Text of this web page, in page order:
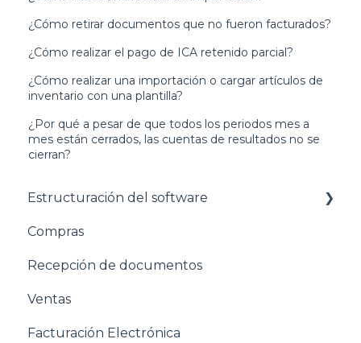
¿Cómo retirar documentos que no fueron facturados?
¿Cómo realizar el pago de ICA retenido parcial?
¿Cómo realizar una importación o cargar artículos de
inventario con una plantilla?
¿Por qué a pesar de que todos los periodos mes a
mes están cerrados, las cuentas de resultados no se
cierran?
Estructuración del software
Pasos para configurar tu empresa
Estructuración General
Estructuración Contabilidad
Estructuración Compras
Compras
Recepción de documentos
Ventas
Facturación Electrónica